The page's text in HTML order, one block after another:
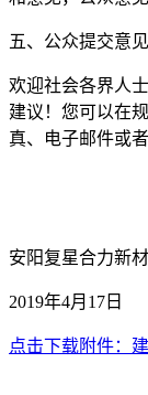
五、公众提交意
欢迎社会各界人
建议！您可以在
真、电子邮件或
安阳复星合力新
2019年4月17日
点击下载附件：